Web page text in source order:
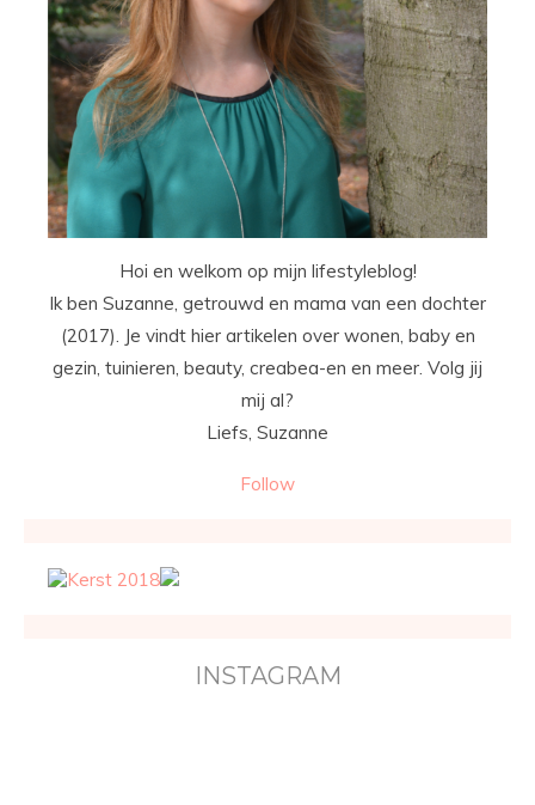
Hoi en welkom op mijn lifestyleblog!
Ik ben Suzanne, getrouwd en mama van een dochter
(2017). Je vindt hier artikelen over wonen, baby en
gezin, tuinieren, beauty, creabea-en en meer. Volg jij
mij al?
Liefs, Suzanne
Follow
INSTAGRAM